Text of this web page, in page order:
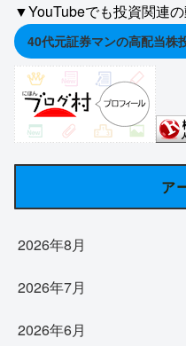
▼YouTubeでも投資関連
40代元証券マンの高配当株
ア
2026年8月
2026年7月
2026年6月